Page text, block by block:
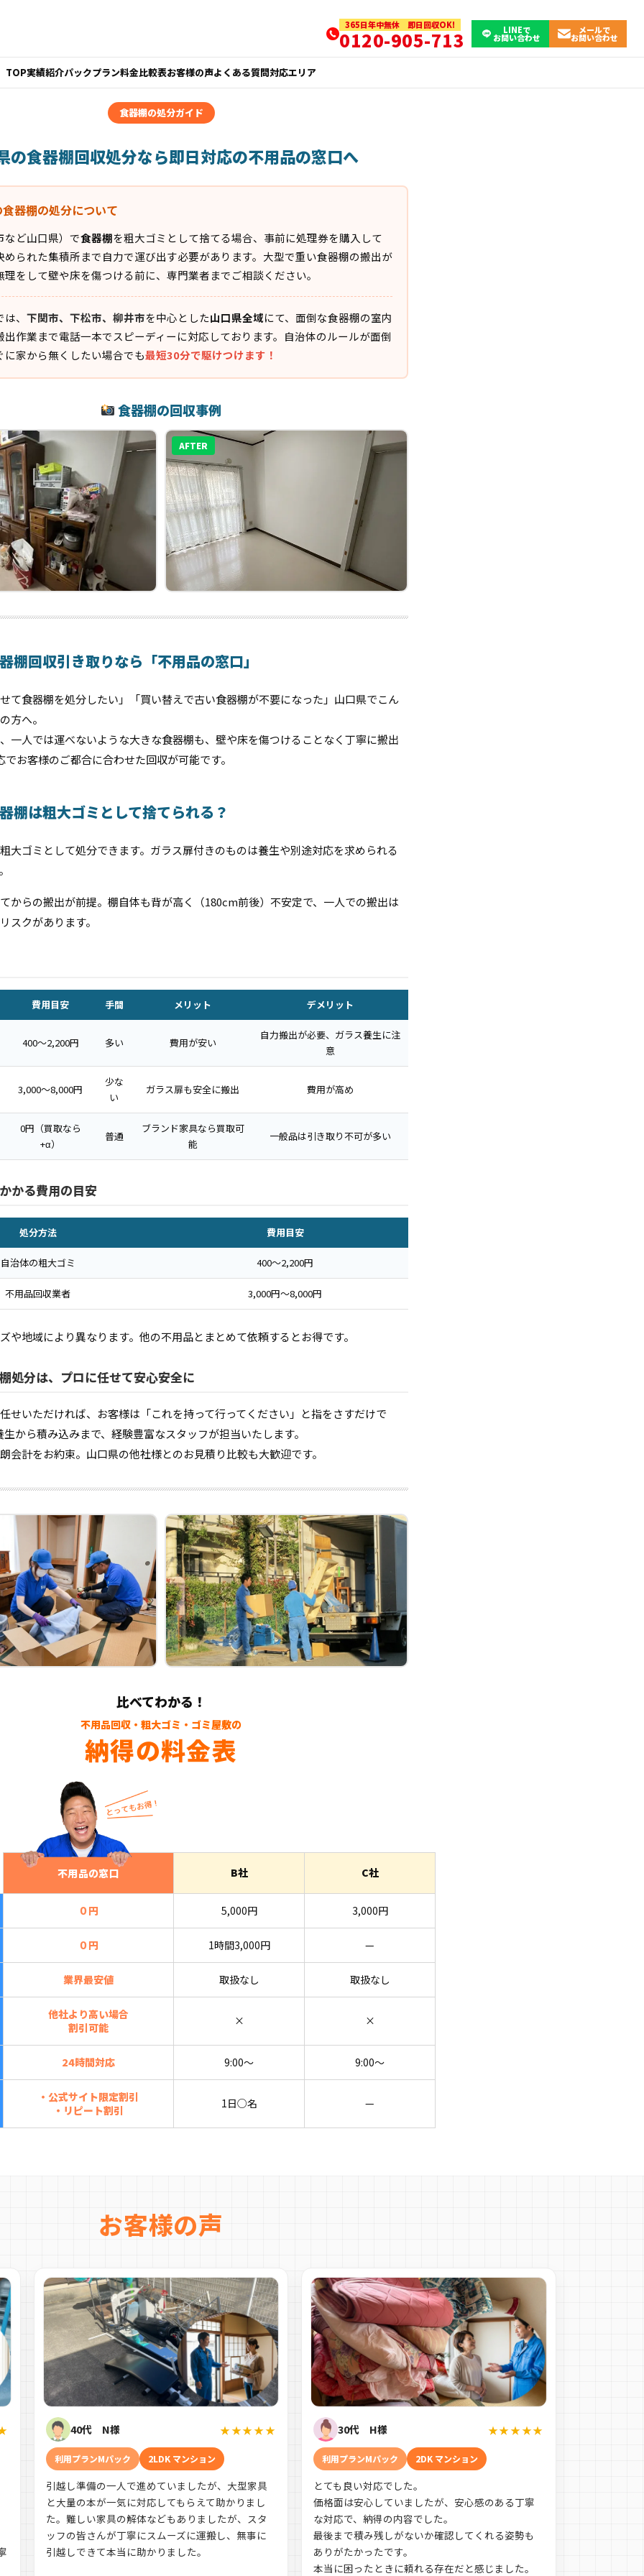
365日年中無休 即日回収OK!
0120-905-713 LINEで
お問い合わせ
メールで
お問い合わせ
TOP実績紹介パックプラン料金比較表お客様の声よくある質問対応エリア
食器棚の処分ガイド
の食器棚回収処分なら即日対応の不用品の窓口へ
器棚の処分について
など山口県）で食器棚を粗大ゴミとして捨てる場合、事前に処理券を購入して
められた集積所まで自力で運び出す必要があります。大型で重い食器棚の搬出が
をして壁や床を傷つける前に、専門業者までご相談ください。
、 下関市、下松市、柳井市を中心とした山口県全域にて、面倒な食器棚の室内
出作業まで電話一本でスピーディーに対応しております。自治体のルールが面倒
に家から無くしたい場合でも最短30分で駆けつけます！
食器棚の回収事例
AFTER
棚回収引き取りなら「不用品の窓口」
て食器棚を処分したい」「買い替えで古い食器棚が不要になった」山口県でこん
方へ。
一人では運べないような大きな食器棚も、壁や床を傷つけることなく丁寧に搬出
でお客様のご都合に合わせた回収が可能です。
棚は粗大ゴミとして捨てられる？
大ゴミとして処分できます。ガラス扉付きのものは養生や別途対応を求められる
からの搬出が前提。棚自体も背が高く（180cm前後）不安定で、一人での搬出は
スクがあります。
費用目安 手間 メリット デメリット
400〜2,200円 多い 費用が安い
自力搬出が必要、ガラス養生に注
意
3,000〜8,000円
少な
い
ガラス扉も安全に搬出 費用が高め
0円（買取なら
+α）
普通
ブランド家具なら買取可
能
一般品は引き取り不可が多い
かる費用の目安
処分方法 費用目安
自治体の粗大ゴミ 400〜2,200円
不用品回収業者 3,000円〜8,000円
や地域により異なります。他の不用品とまとめて依頼するとお得です。
処分は、プロに任せて安心安全に
せいただければ、お客様は「これを持って行ってください」と指をさすだけで
から積み込みまで、経験豊富なスタッフが担当いたします。
会計をお約束。山口県の他社様とのお見積り比較も大歓迎です。
比べてわかる！
不用品回収・粗大ゴミ・ゴミ屋敷の
納得の料金表
不用品の窓口 B社 C社
０円 5,000円 3,000円
０円 1時間3,000円 —
業界最安値 取扱なし 取扱なし
他社より高い場合
割引可能
× ×
24時間対応 9:00〜 9:00〜
・公式サイト限定割引
・リピート割引
1日○名 —
お客様の声
40代 N様 ★★★★★
利用プランMパック 2LDK マンション
引越し準備の一人で進めていましたが、大型家具
と大量の本が一気に対応してもらえて助かりまし
た。難しい家具の解体などもありましたが、スタ
ッフの皆さんが丁寧にスムーズに運搬し、無事に
引越しできて本当に助かりました。
30代 H様 ★★★★★
利用プランMパック 2DK マンション
とても良い対応でした。
価格面は安心していましたが、安心感のある丁寧
な対応で、納得の内容でした。
最後まで積み残しがないか確認してくれる姿勢も
ありがたかったです。
本当に困ったときに頼れる存在だと感じました。